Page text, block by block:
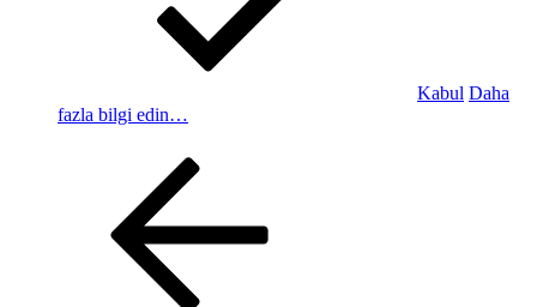
Kabul Daha
fazla bilgi edin…